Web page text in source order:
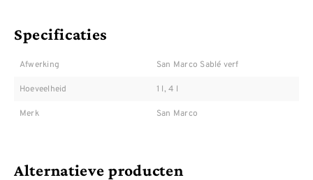
Specificaties
Afwerking San Marco Sablé verf
Hoeveelheid 1 l, 4 l
Merk San Marco
Alternatieve producten